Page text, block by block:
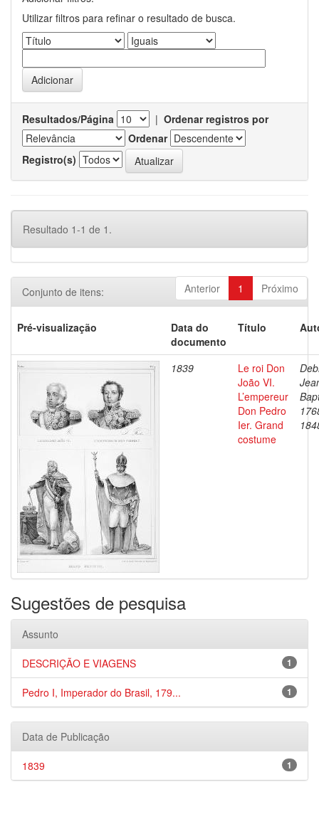
Utilizar filtros para refinar o resultado de busca.
Resultados/Página | Ordenar registros por
Ordenar
Registro(s)
Resultado 1-1 de 1.
Anterior 1 Próximo
Conjunto de itens:
Pré-visualização
Data do
documento
Título
1839
Le roi Don
João VI.
L’empereur
Don Pedro
Ier. Grand
costume
Sugestões de pesquisa
Assunto
1
DESCRIÇÃO E VIAGENS
1
Pedro I, Imperador do Brasil, 179...
Data de Publicação
1
1839